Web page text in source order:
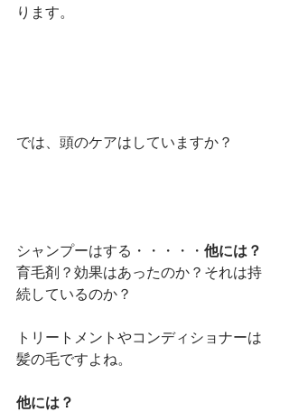
ります。
では、頭のケアはしていますか？
シャンプーはする・・・・・ 他には？
育毛剤？効果はあったのか？それは持
続しているのか？
トリートメントやコンディショナーは
髪の毛ですよね。
他には？